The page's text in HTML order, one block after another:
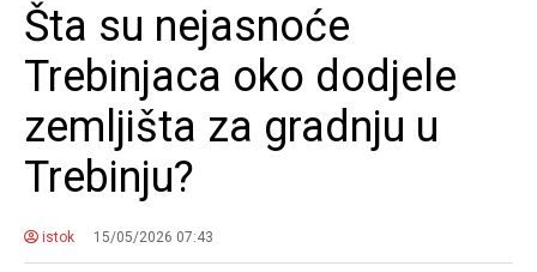
Šta su nejasnoće
Trebinjaca oko dodjele
zemljišta za gradnju u
Trebinju?
istok 15/05/2026 07:43